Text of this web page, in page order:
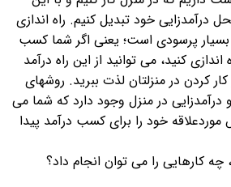
درآمدزایی خود تبدیل کنیم. راه اندازی
پرسودی است؛ یعنی اگر شما کسب
کنید، می توانید از این راه درآمد
کردن در منزلتان لذت ببرید. روشهای
درآمدزایی در منزل وجود دارد که شما می
موردعلاقه خود را برای کسب درآمد پیدا
چه کارهایی را می توان انجام داد؟